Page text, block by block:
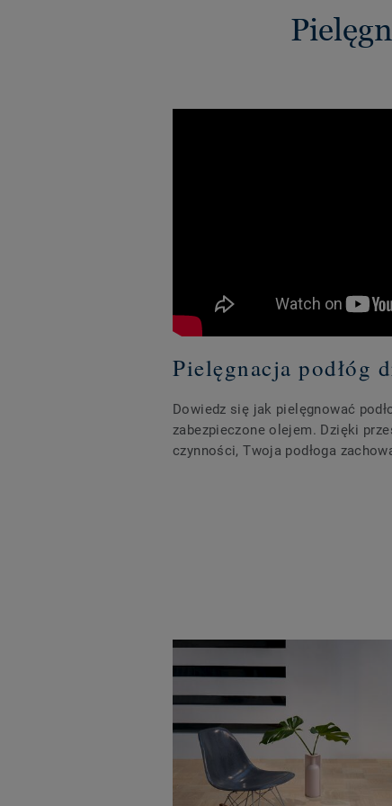
Pielęgnacja podłóg
Dowiedz się jak pielęgnować
zabezpieczone olejem. Dzięki
czynności, Twoja podłoga